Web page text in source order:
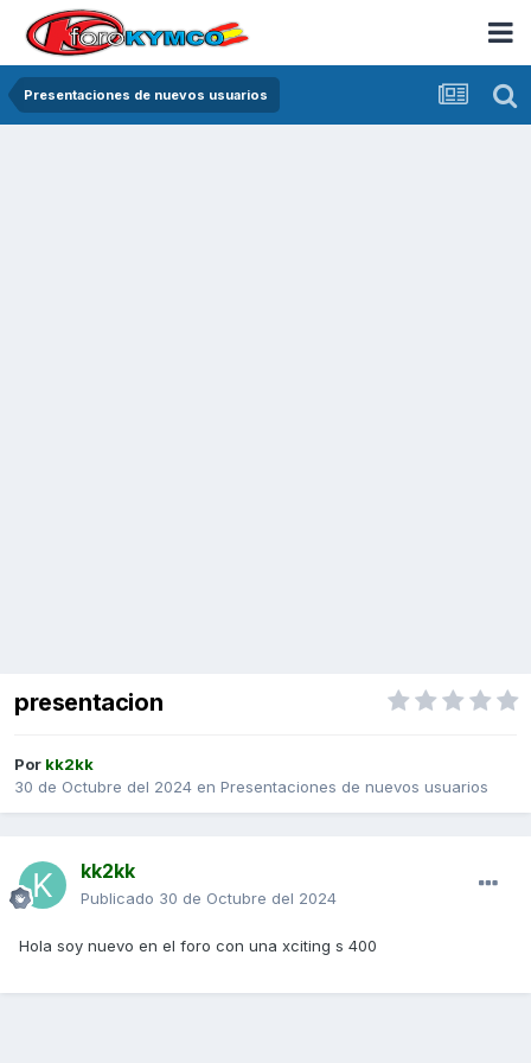
Presentaciones de nuevos usuarios
presentacion
Por kk2kk
30 de Octubre del 2024 en Presentaciones de nuevos usuarios
kk2kk
Publicado 30 de Octubre del 2024
Hola soy nuevo en el foro con una xciting s 400